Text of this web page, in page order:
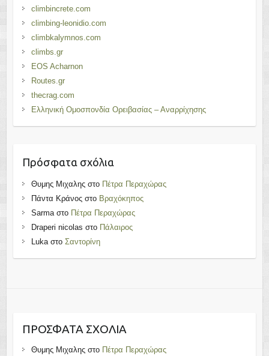
climbincrete.com
climbing-leonidio.com
climbkalymnos.com
climbs.gr
EOS Acharnon
Routes.gr
thecrag.com
Ελληνική Ομοσπονδία Ορειβασίας – Αναρρίχησης
Πρόσφατα σχόλια
Θυμης Μιχαληςστο Πέτρα Περαχώρας
Πάντα Κράνοςστο Βραχόκηπος
Sarmaστο Πέτρα Περαχώρας
Draperi nicolas στο Πάλαιρος
Lukaστο Σαντορίνη
ΠΡΌΣΦΑΤΑ ΣΧΌΛΙΑ
Θυμης Μιχαληςστο Πέτρα Περαχώρας